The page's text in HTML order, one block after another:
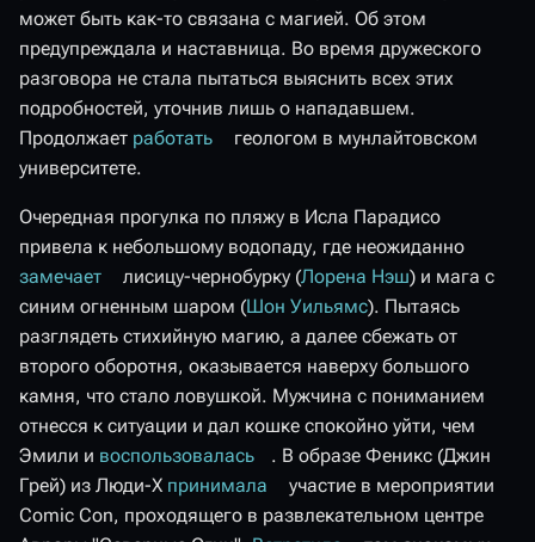
может быть как-то связана с магией. Об этом
предупреждала и наставница. Во время дружеского
разговора не стала пытаться выяснить всех этих
подробностей, уточнив лишь о нападавшем.
Продолжает работать
геологом в мунлайтовском
университете.
Очередная прогулка по пляжу в Исла Парадисо
привела к небольшому водопаду, где неожиданно
замечает
лисицу-чернобурку (Лорена Нэш) и мага с
синим огненным шаром (Шон Уильямс). Пытаясь
разглядеть стихийную магию, а далее сбежать от
второго оборотня, оказывается наверху большого
камня, что стало ловушкой. Мужчина с пониманием
отнесся к ситуации и дал кошке спокойно уйти, чем
Эмили и воспользовалась
. В образе Феникс (Джин
Грей) из Люди-Х принимала
участие в мероприятии
Comic Con, проходящего в развлекательном центре